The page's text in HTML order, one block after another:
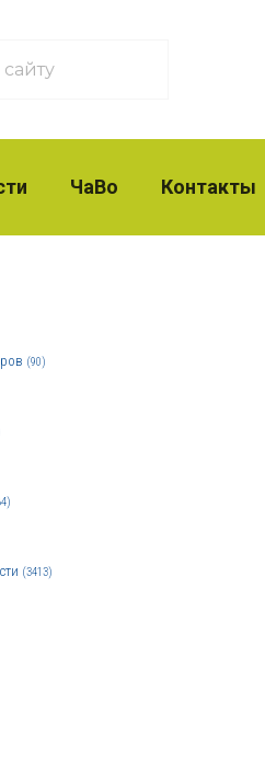
ЧаВо Контакты
(90)
(3413)